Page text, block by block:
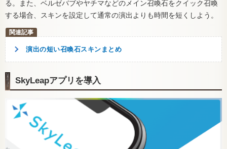
る。また、ベルゼバブやヤチマなどのメイン召喚石をクイック召喚
する場合、スキンを設定して通常の演出よりも時間を短くしよう。
演出の短い召喚石スキンまとめ
SkyLeapアプリを導入